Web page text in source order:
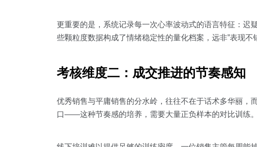
更重要的是，系统记录每一次心率波动式的语言特征：迟
些颗粒度数据构成了情绪稳定性的量化档案，远非”表现不
考核维度二：成交推进的节奏感知
优秀销售与平庸销售的分水岭，往往不在于话术多华丽，
口——这种节奏感的培养，需要大量正负样本的对比训练。